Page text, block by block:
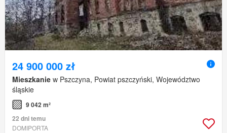
24 900 000 zł
Mieszkanie w Pszczyna, Powiat pszczyński, Województwo
śląskie
9 042 m²
22 dni temu
DOMIPORTA